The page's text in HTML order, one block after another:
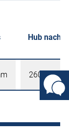
Hub nach
260/250